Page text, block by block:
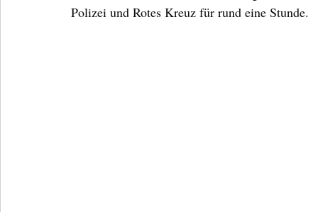
Polizei und Rotes Kreuz für rund eine Stunde.